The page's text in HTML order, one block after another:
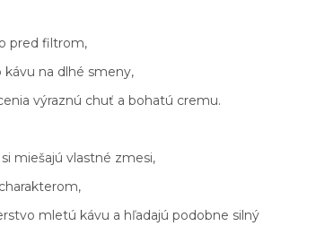
pred filtrom,
kávu na dlhé smeny,
výraznú chuť a bohatú cremu.
miešajú vlastné zmesi,
mletú kávu a hľadajú podobne silný